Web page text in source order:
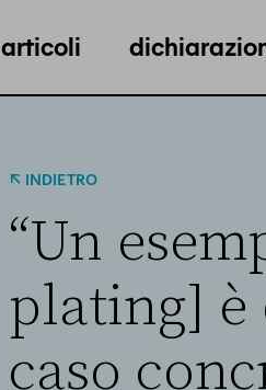
articoli
INDIETRO
“Un
plating] è
caso